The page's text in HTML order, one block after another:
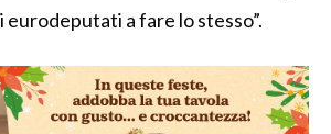
eurodeputati a fare lo stesso”.